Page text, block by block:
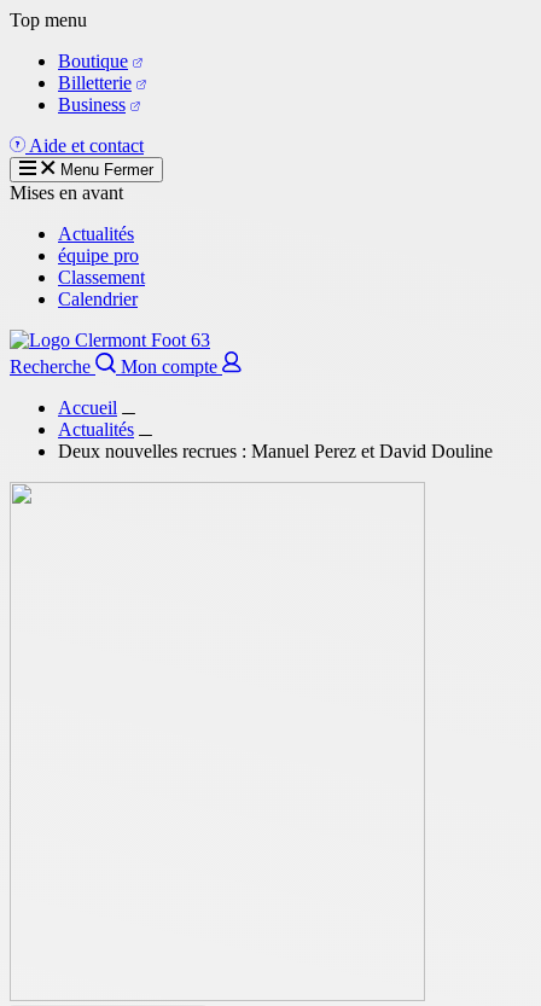
Aller
contenu
principal
Top menu
Boutique
Billetterie
Business
Aide et contact
Menu Fermer
Mises en avant
Actualités
équipe pro
Classement
Calendrier
Recherche
Mon compte
Accueil
Actualités
Deux nouvelles recrues : Manuel Perez et David Douline